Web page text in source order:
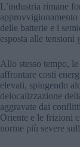
L’industria rimane
delle batterie e i
esposta alle tensioni
Allo stesso tempo,
affrontare costi
elevati, spingendo
delocalizzazione
aggravate dai
Oriente e le frizioni
norme più severe